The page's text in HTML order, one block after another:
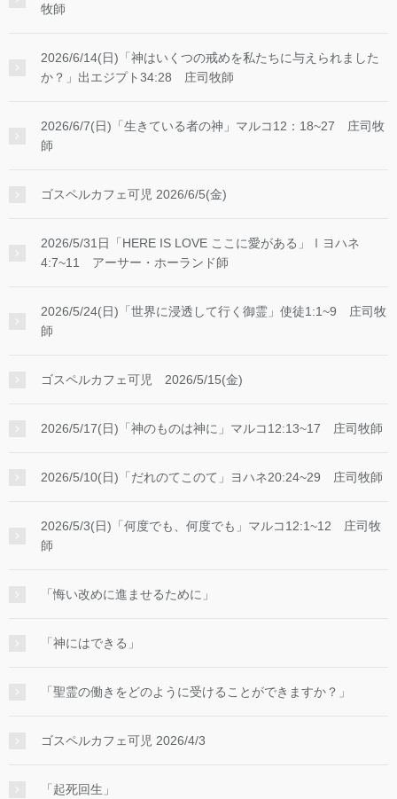
牧師
2026/6/14(日)「神はいくつの戒めを私たちに与えられました
か？」出エジプト34:28 庄司牧師
2026/6/7(日)「生きている者の神」マルコ12：18~27 庄司牧
師
ゴスペルカフェ可児 2026/6/5(金)
2026/5/31日「HERE IS LOVE ここに愛がある」Ⅰヨハネ
4:7~11 アーサー・ホーランド師
2026/5/24(日)「世界に浸透して行く御霊」使徒1:1~9 庄司牧
師
ゴスペルカフェ可児 2026/5/15(金)
2026/5/17(日)「神のものは神に」マルコ12:13~17 庄司牧師
2026/5/10(日)「だれのてこのて」ヨハネ20:24~29 庄司牧師
2026/5/3(日)「何度でも、何度でも」マルコ12:1~12 庄司牧
師
「悔い改めに進ませるために」
「神にはできる」
「聖霊の働きをどのように受けることができますか？」
ゴスペルカフェ可児 2026/4/3
「起死回生」